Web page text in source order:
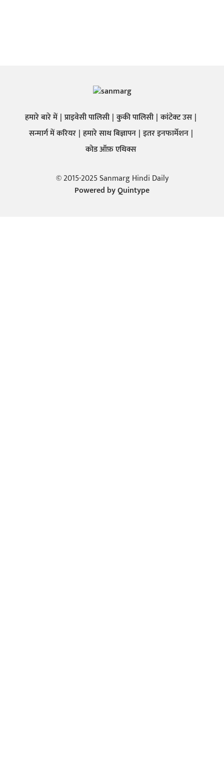
हमारे बारे में प्राइवेसी पालिसी कुकी पालिसी कांटेक्ट उस
सन्मार्ग में करियर हमारे साथ बिज्ञापन इतर इनफार्मेशन
कोड ऑफ़ एथिक्स
© 2015-2025 Sanmarg Hindi Daily
Powered byQuintype